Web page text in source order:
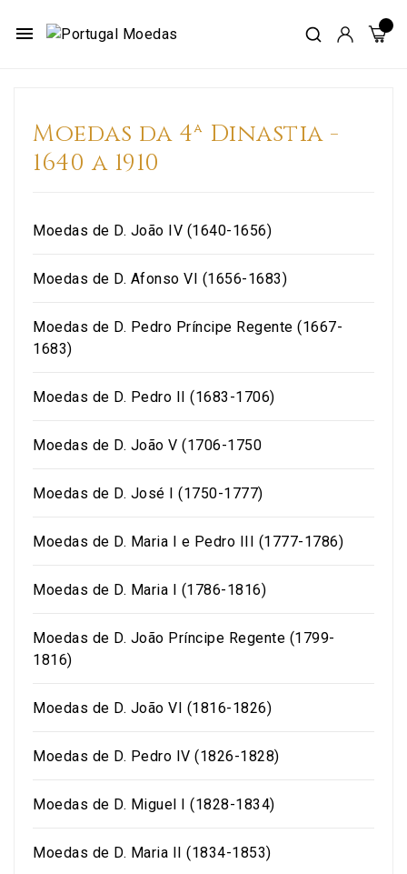
menu
Moedas da 4ª Dinastia -
1640 a 1910
Moedas de D. João IV (1640-1656)
Moedas de D. Afonso VI (1656-1683)
Moedas de D. Pedro Príncipe Regente (1667-
1683)
Moedas de D. Pedro II (1683-1706)
Moedas de D. João V (1706-1750
Moedas de D. José I (1750-1777)
Moedas de D. Maria I e Pedro III (1777-1786)
Moedas de D. Maria I (1786-1816)
Moedas de D. João Príncipe Regente (1799-
1816)
Moedas de D. João VI (1816-1826)
Moedas de D. Pedro IV (1826-1828)
Moedas de D. Miguel I (1828-1834)
Moedas de D. Maria II (1834-1853)